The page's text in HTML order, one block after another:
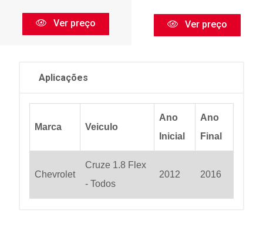
Ver preço Ver preço
Aplicações
Marca Veiculo
Ano
Inicial
Ano
Final
Chevrolet
Cruze 1.8 Flex
- Todos
2012 2016